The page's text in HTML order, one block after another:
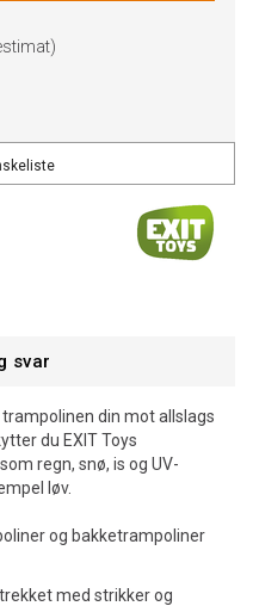
svar
din mot allslags
du EXIT Toys
regn, snø, is og UV-
løv.
og bakketrampoliner
med strikker og